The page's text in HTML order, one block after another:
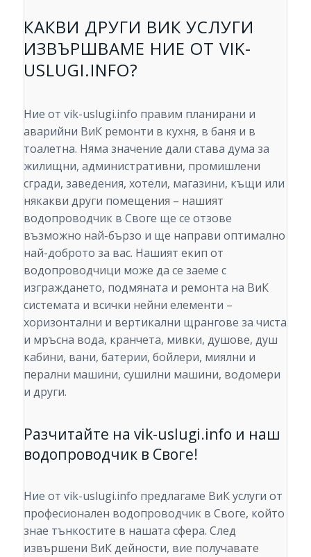
КАКВИ ДРУГИ ВИК УСЛУГИ
ИЗВЪРШВАМЕ НИЕ ОТ VIK-
USLUGI.INFO?
Ние от vik-uslugi.info правим планирани и
аварийни ВиК ремонти в кухня, в баня и в
тоалетна. Няма значение дали става дума за
жилищни, административни, промишлени
сгради, заведения, хотели, магазини, къщи или
някакви други помещения – нашият
водопроводчик в Своге ще се отзове
възможно най-бързо и ще направи оптимално
най-доброто за вас. Нашият екип от
водопроводчици може да се заеме с
изграждането, подмяната и ремонта на ВиК
системата и всички нейни елементи –
хоризонтални и вертикални щрангове за чиста
и мръсна вода, кранчета, мивки, душове, душ
кабини, вани, батерии, бойлери, миялни и
перални машини, сушилни машини, водомери
и други.
Разчитайте на vik-uslugi.info и наш
водопроводчик в Своге!
Ние от vik-uslugi.info предлагаме ВиК услуги от
професионален водопроводчик в Своге, който
знае тънкостите в нашата сфера. След
извършени ВиК дейности, вие получавате